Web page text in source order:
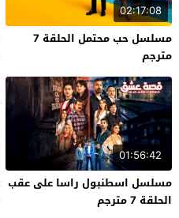
02:17:08
مسلسل حب محتمل الحلقة 7
مترجم
01:56:42
مسلسل اسطنبول راسا على عقب
الحلقة 7 مترجم